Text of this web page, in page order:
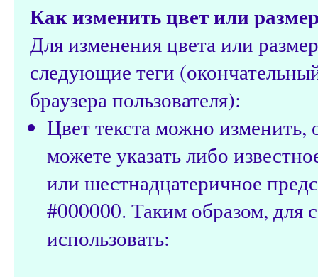
Как изменить цвет или
Для изменения цвета или
следующие теги
браузера пользователя):
Цвет текста можно
можете указать либо
или шестнадцатеричное
#000000. Таким образом, для
использовать: